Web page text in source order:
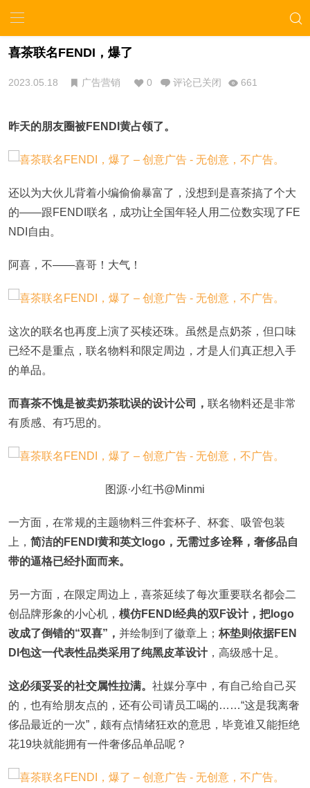
喜茶联名FENDI，爆了
2023.05.18 广告营销 0 评论已关闭 661
昨天的朋友圈被FENDI黄占领了。
还以为大伙儿背着小编偷偷暴富了，没想到是喜茶搞了个大
的——跟FENDI联名，成功让全国年轻人用二位数实现了FE
NDI自由。
阿喜，不——喜哥！大气！
这次的联名也再度上演了买椟还珠。虽然是点奶茶，但口味
已经不是重点，联名物料和限定周边，才是人们真正想入手
的单品。
而喜茶不愧是被卖奶茶耽误的设计公司， 联名物料还是非常
有质感、有巧思的。
图源·小红书@Minmi
一方面，在常规的主题物料三件套杯子、杯套、吸管包装
上， 简洁的FENDI黄和英文logo，无需过多诠释，奢侈品自
带的逼格已经扑面而来。
另一方面，在限定周边上，喜茶延续了每次重要联名都会二
创品牌形象的小心机， 模仿FENDI经典的双F设计，把logo
改成了倒错的“双喜”， 并绘制到了徽章上； 杯垫则依据FEN
DI包这一代表性品类采用了纯黑皮革设计，高级感十足。
这必须妥妥的社交属性拉满。 社媒分享中，有自己给自己买
的，也有给朋友点的，还有公司请员工喝的……“这是我离奢
侈品最近的一次”，颇有点情绪狂欢的意思，毕竟谁又能拒绝
花19块就能拥有一件奢侈品单品呢？